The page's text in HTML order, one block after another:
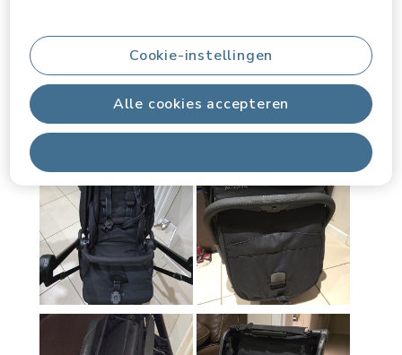
Alle cookies accepteren
Cookie-instellingen